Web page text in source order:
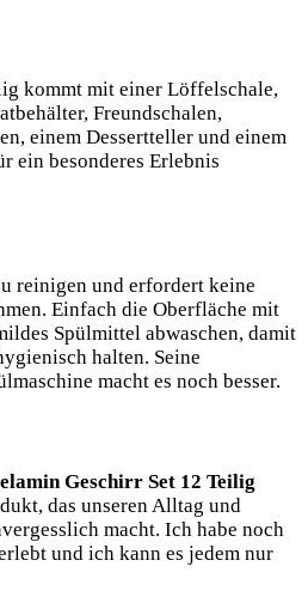
kommt mit einer Löffelschale,‌
Freundschalen,
einem Dessertteller⁣ und einem
ein besonderes Erlebnis‌
reinigen und erfordert keine
Einfach die Oberfläche mit
Spülmittel abwaschen, damit
halten. Seine
macht es noch besser.
Geschirr Set 12 Teilig
das ​unseren Alltag ⁣und
macht. Ich habe noch
und ich kann es‌ jedem nur